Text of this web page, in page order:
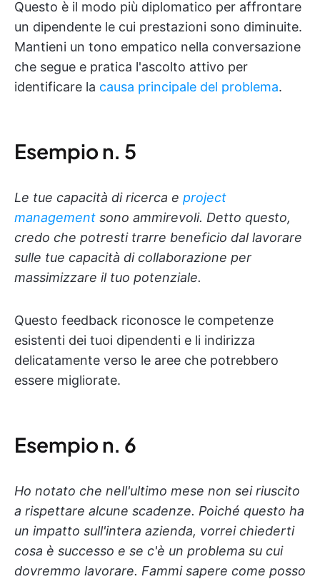
Questo è il modo più diplomatico per affrontare
un dipendente le cui prestazioni sono diminuite.
Mantieni un tono empatico nella conversazione
che segue e pratica l'ascolto attivo per
identificare la causa principale del problema.
Esempio n. 5
Le tue capacità di ricerca e project
management sono ammirevoli. Detto questo,
credo che potresti trarre beneficio dal lavorare
sulle tue capacità di collaborazione per
massimizzare il tuo potenziale.
Questo feedback riconosce le competenze
esistenti dei tuoi dipendenti e li indirizza
delicatamente verso le aree che potrebbero
essere migliorate.
Esempio n. 6
Ho notato che nell'ultimo mese non sei riuscito
a rispettare alcune scadenze. Poiché questo ha
un impatto sull'intera azienda, vorrei chiederti
cosa è successo e se c'è un problema su cui
dovremmo lavorare. Fammi sapere come posso